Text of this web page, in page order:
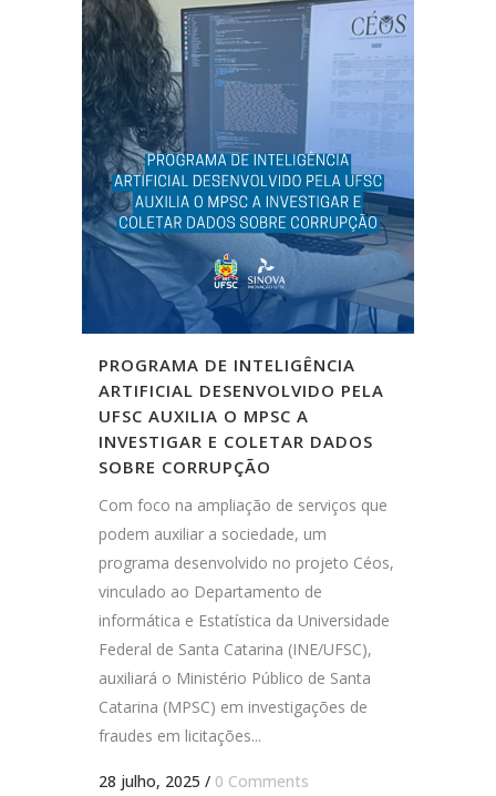
PROGRAMA DE INTELIGÊNCIA
ARTIFICIAL DESENVOLVIDO PELA
UFSC AUXILIA O MPSC A
INVESTIGAR E COLETAR DADOS
SOBRE CORRUPÇÃO
Com foco na ampliação de serviços que
podem auxiliar a sociedade, um
programa desenvolvido no projeto Céos,
vinculado ao Departamento de
informática e Estatística da Universidade
Federal de Santa Catarina (INE/UFSC),
auxiliará o Ministério Público de Santa
Catarina (MPSC) em investigações de
fraudes em licitações...
28 julho, 2025 / 0 Comments